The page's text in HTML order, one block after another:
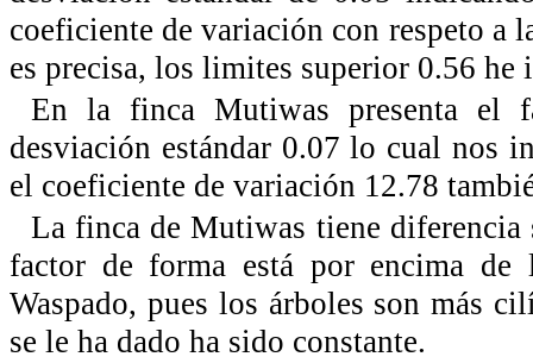
coeficiente de variación con respeto a
es precisa, los limites superior 0.56
En la finca Mutiwas presenta el
desviación estándar 0.07 lo cual nos
el coeficiente de variación 12.78
La finca de Mutiwas tiene
factor de forma está por encima
Waspado, pues los árboles son más
se le ha dado ha sido constante.